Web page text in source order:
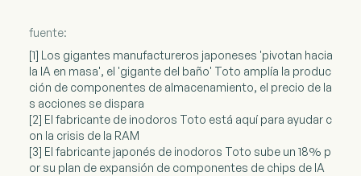
fuente:
[1] Los gigantes manufactureros japoneses 'pivotan hacia
la IA en masa', el 'gigante del baño' Toto amplía la produc
ción de componentes de almacenamiento, el precio de la
s acciones se dispara
[2] El fabricante de inodoros Toto está aquí para ayudar c
on la crisis de la RAM
[3] El fabricante japonés de inodoros Toto sube un 18% p
or su plan de expansión de componentes de chips de IA